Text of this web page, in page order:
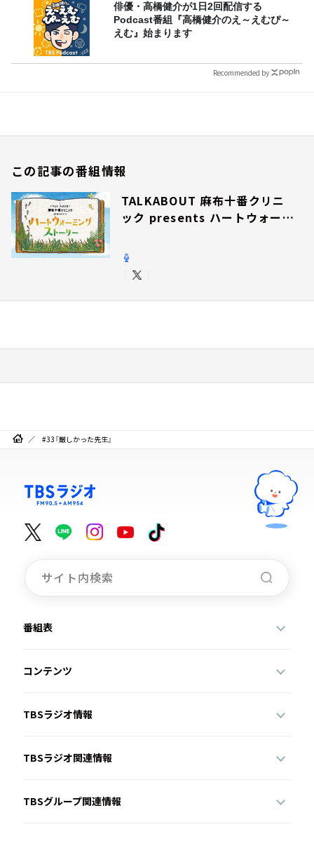
俳優・高橋健介が1日2回配信する
Podcast番組『高橋健介のえ～えむぴ～
えむ』始まります
Recommended by
この記事の番組情報
TALKABOUT 麻布十番クリニ
ック presents ハートウォーミ
#33『厳しかった先生』
番組表
コンテンツ
TBSラジオ情報
TBSラジオ関連情報
TBSグループ関連情報